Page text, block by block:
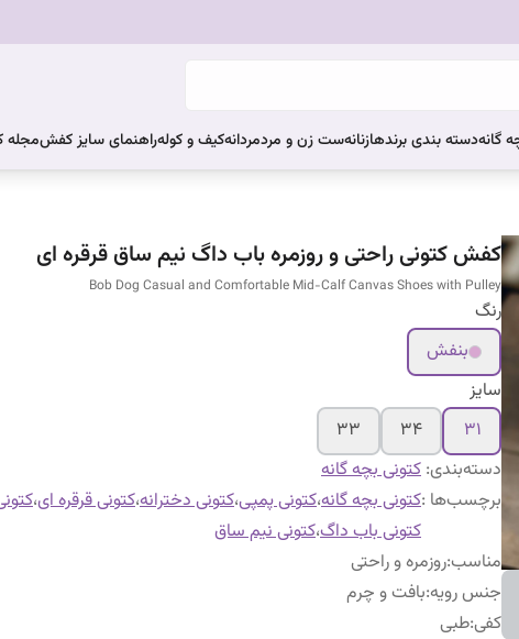
گانهدسته بندی برندهازنانهست زن و مردمردانهکیف و کولهراهنمای سایز کفش
کفش کتونی راحتی و روزمره باب داگ نیم ساق قرقره ای
Bob Dog Casual and Comfortable Mid-Calf Canvas Shoes with Pulley
رنگ
بنفش
سایز
۳۱
۳۴
۳۳
دسته‌بندی: کتونی بچه گانه
برچسب‌ها :کتونی بچه گانه،کتونی پمپی،کتونی دخترانه،کتونی قرقره ای،
کتونی باب داگ،کتونی نیم ساق
مناسب:روزمره و راحتی
جنس رویه:بافت و چرم
کفی:طبی